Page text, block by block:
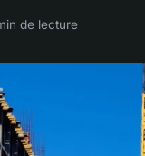
de lecture